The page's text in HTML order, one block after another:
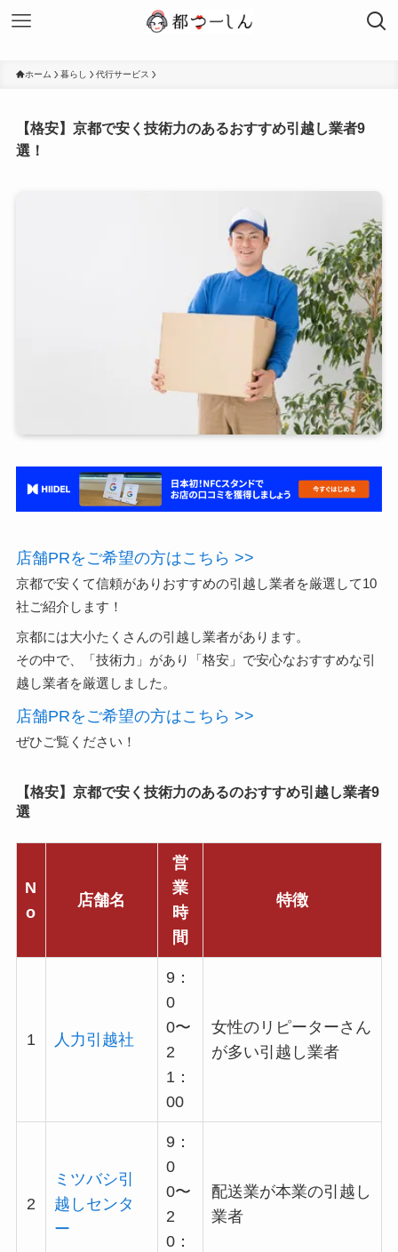
ホーム 暮らし 代行サービス
【格安】京都で安く技術力のあるおすすめ引越し業者9
選！
店舗PRをご希望の方はこちら >>
京都で安くて信頼がありおすすめの引越し業者を厳選して10
社ご紹介します！
京都には大小たくさんの引越し業者があります。
その中で、「技術力」があり「格安」で安心なおすすめな引
越し業者を厳選しました。
店舗PRをご希望の方はこちら >>
ぜひご覧ください！
【格安】京都で安く技術力のあるのおすすめ引越し業者9
選
N
o
店舗名
営
業
時
間
特徴
1 人力引越社
9：
0
0〜
2
1：
00
女性のリピーターさん
が多い引越し業者
2
ミツバシ引
越しセンタ
ー
9：
0
0〜
2
0：
配送業が本業の引越し
業者